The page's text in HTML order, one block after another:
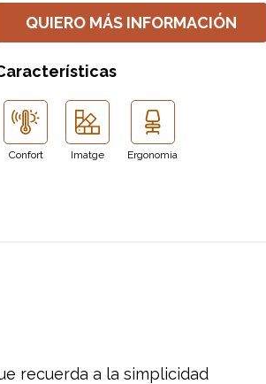
QUIERO MÁS INFORMACIÓN
Confort Imatge Ergonomia
recuerda a la simplicidad